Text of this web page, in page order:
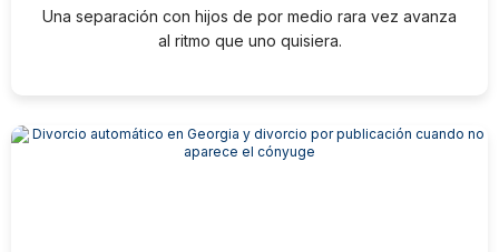
Una separación con hijos de por medio rara vez avanza
al ritmo que uno quisiera.